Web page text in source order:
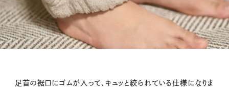
足首の裾口にゴムが入って、キュッと絞られている仕様になりま